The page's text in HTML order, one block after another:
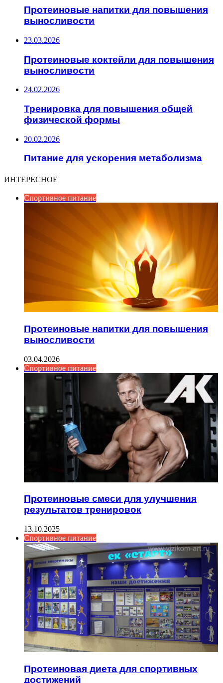
Протеиновые напитки для повышения
выносливости
23.03.2026
Протеиновые коктейли для повышения
выносливости
24.02.2026
Тренировка для повышения общей
физической формы
20.02.2026
Питание для ускорения метаболизма
ИНТЕРЕСНОЕ
Спортивное питание
Протеиновые напитки для повышения
выносливости
03.04.2026
Спортивное питание
Протеиновые смеси для улучшения
результатов тренировок
13.10.2025
Спортивное питание
Протеиновая диета для спортивных
достижений